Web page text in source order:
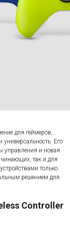
для геймеров,
универсальность. Его
управления и новая
так и для
только
решением для
Controller